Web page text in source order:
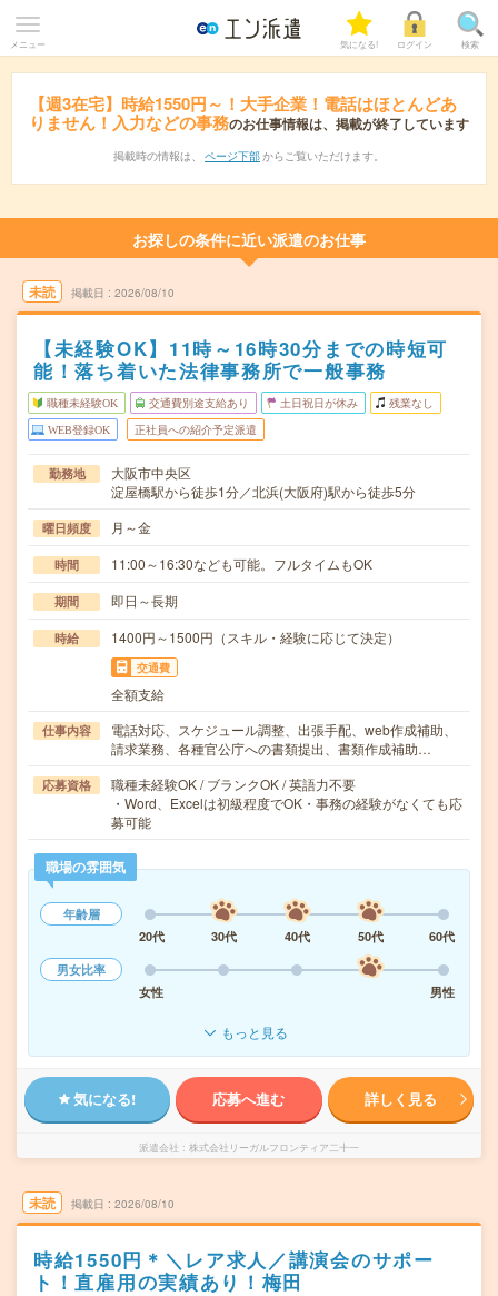
メニュー 気になる! ログイン 検索
【週3在宅】時給1550円～！大手企業！電話はほとんどあ
りません！入力などの事務のお仕事情報は、掲載が終了しています
掲載時の情報は、 ページ下部 からご覧いただけます。
お探しの条件に近い派遣のお仕事
未読 掲載日 2026/08/10
【未経験OK】11時～16時30分までの時短可
能！落ち着いた法律事務所で一般事務
職種未経験OK 交通費別途支給あり 土日祝日が休み 残業なし
WEB登録OK 正社員への紹介予定派遣
勤務地
大阪市中央区
淀屋橋駅から徒歩1分／北浜(大阪府)駅から徒歩5分
曜日頻度 月～金
時間 11:00～16:30なども可能。フルタイムもOK
期間 即日～長期
時給 1400円～1500円（スキル・経験に応じて決定）
交通費
全額支給
仕事内容
電話対応、スケジュール調整、出張手配、web作成補助、
請求業務、各種官公庁への書類提出、書類作成補助…
応募資格
職種未経験OK / ブランクOK / 英語力不要
・Word、Excelは初級程度でOK・事務の経験がなくても応
募可能
職場の雰囲気
年齢層
20代
30代 40代 50代
60代
男女比率
女性
男性
もっと見る
気になる! 応募へ進む 詳しく見る
派遣会社 株式会社リーガルフロンティア二十一
未読 掲載日 2026/08/10
時給1550円＊＼レア求人／講演会のサポー
ト！直雇用の実績あり！梅田